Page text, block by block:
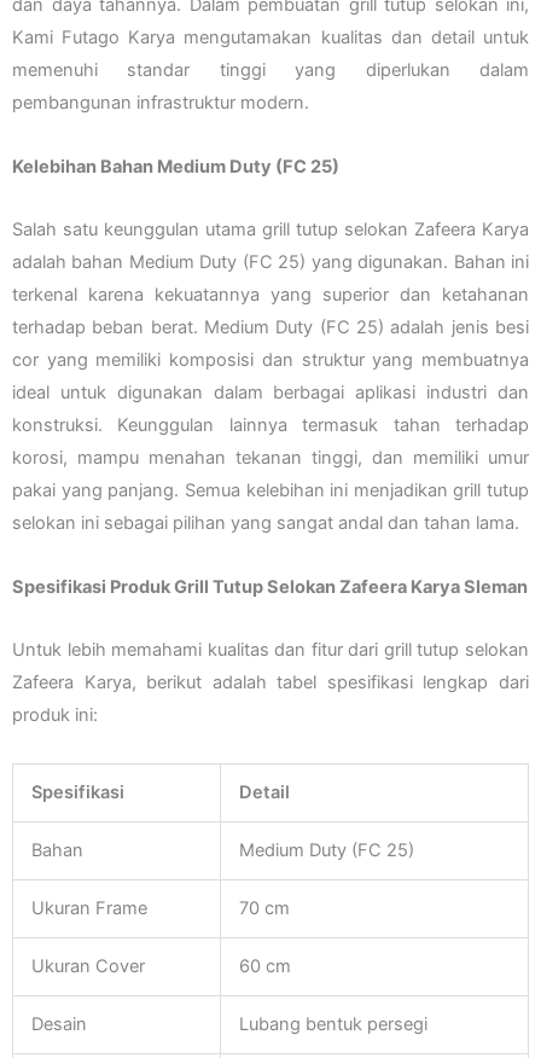
dan daya tahannya. Dalam pembuatan grill tutup selokan ini,
Kami Futago Karya mengutamakan kualitas dan detail untuk
memenuhi standar tinggi yang diperlukan dalam
pembangunan infrastruktur modern.
Kelebihan Bahan Medium Duty (FC 25)
Salah satu keunggulan utama grill tutup selokan Zafeera Karya
adalah bahan Medium Duty (FC 25) yang digunakan. Bahan ini
terkenal karena kekuatannya yang superior dan ketahanan
terhadap beban berat. Medium Duty (FC 25) adalah jenis besi
cor yang memiliki komposisi dan struktur yang membuatnya
ideal untuk digunakan dalam berbagai aplikasi industri dan
konstruksi. Keunggulan lainnya termasuk tahan terhadap
korosi, mampu menahan tekanan tinggi, dan memiliki umur
pakai yang panjang. Semua kelebihan ini menjadikan grill tutup
selokan ini sebagai pilihan yang sangat andal dan tahan lama.
Spesifikasi Produk Grill Tutup Selokan Zafeera Karya Sleman
Untuk lebih memahami kualitas dan fitur dari grill tutup selokan
Zafeera Karya, berikut adalah tabel spesifikasi lengkap dari
produk ini:
Spesifikasi Detail
Bahan Medium Duty (FC 25)
Ukuran Frame 70 cm
Ukuran Cover 60 cm
Desain Lubang bentuk persegi